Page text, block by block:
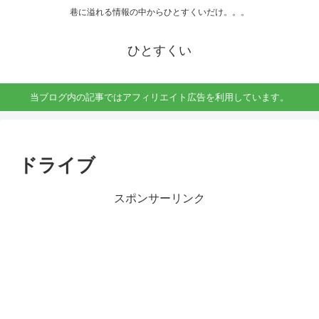
巷に溢れる情報の中からひとすくいだけ。。。
ひとすくい
当ブログ内の記事ではアフィリエイト広告を利用しています。
ドライブ
スポンサーリンク